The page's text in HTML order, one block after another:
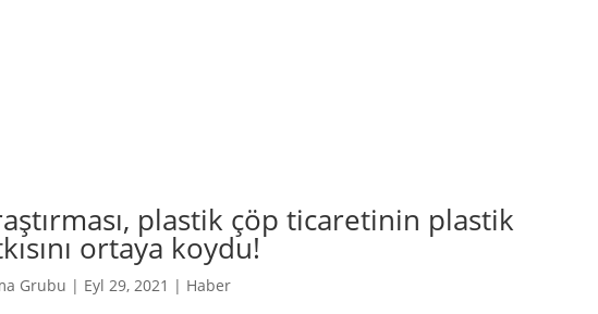
plastik çöp ticaretinin plastik
ortaya koydu!
Grubu | Eyl 29, 2021 | Haber